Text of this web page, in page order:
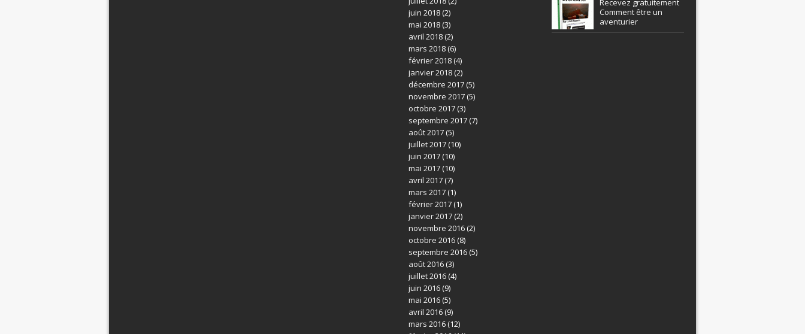
juin 2018(2)
mai 2018(3)
avril 2018(2)
mars 2018(6)
février 2018(4)
janvier 2018(2)
décembre 2017(5)
novembre 2017(5)
octobre 2017(3)
septembre 2017(7)
août 2017(5)
juillet 2017(10)
juin 2017(10)
mai 2017(10)
avril 2017(7)
mars 2017(1)
février 2017(1)
janvier 2017(2)
novembre 2016(2)
octobre 2016(8)
septembre 2016(5)
août 2016(3)
juillet 2016(4)
juin 2016(9)
mai 2016(5)
avril 2016(9)
mars 2016(12)
Recevez gratuitement
Comment être un
aventurier